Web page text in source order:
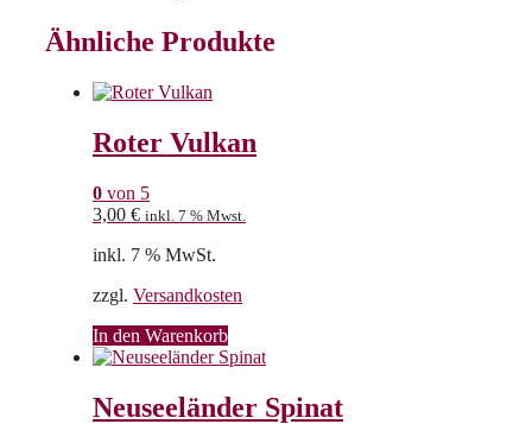
Ähnliche Produkte
Roter Vulkan
0 von 5
3,00 € inkl. 7 % Mwst.
inkl. 7 % MwSt.
zzgl. Versandkosten
In den Warenkorb
Neuseeländer Spinat